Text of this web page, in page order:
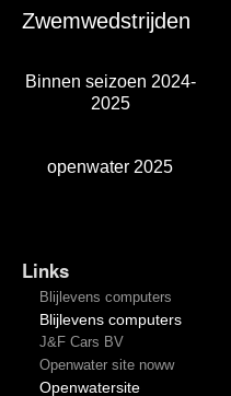
Zwemwedstrijden
Binnen seizoen 2024-
2025
openwater 2025
Links
Blijlevens computers
Blijlevens computers
J&F Cars BV
Openwater site noww
Openwatersite